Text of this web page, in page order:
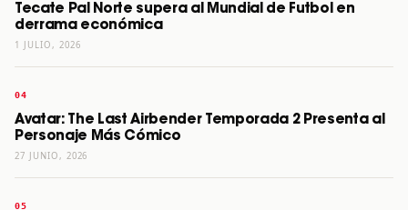
Tecate Pal Norte supera al Mundial de Futbol en
derrama económica
1 JULIO, 2026
Avatar: The Last Airbender Temporada 2 Presenta al
Personaje Más Cómico
27 JUNIO, 2026